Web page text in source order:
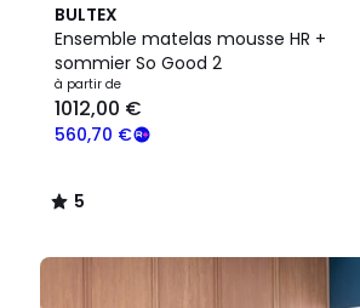
BULTEX
Ensemble matelas mousse HR +
sommier So Good 2
à partir de
560,70 €
1012,00 €
5
/
5
5
/